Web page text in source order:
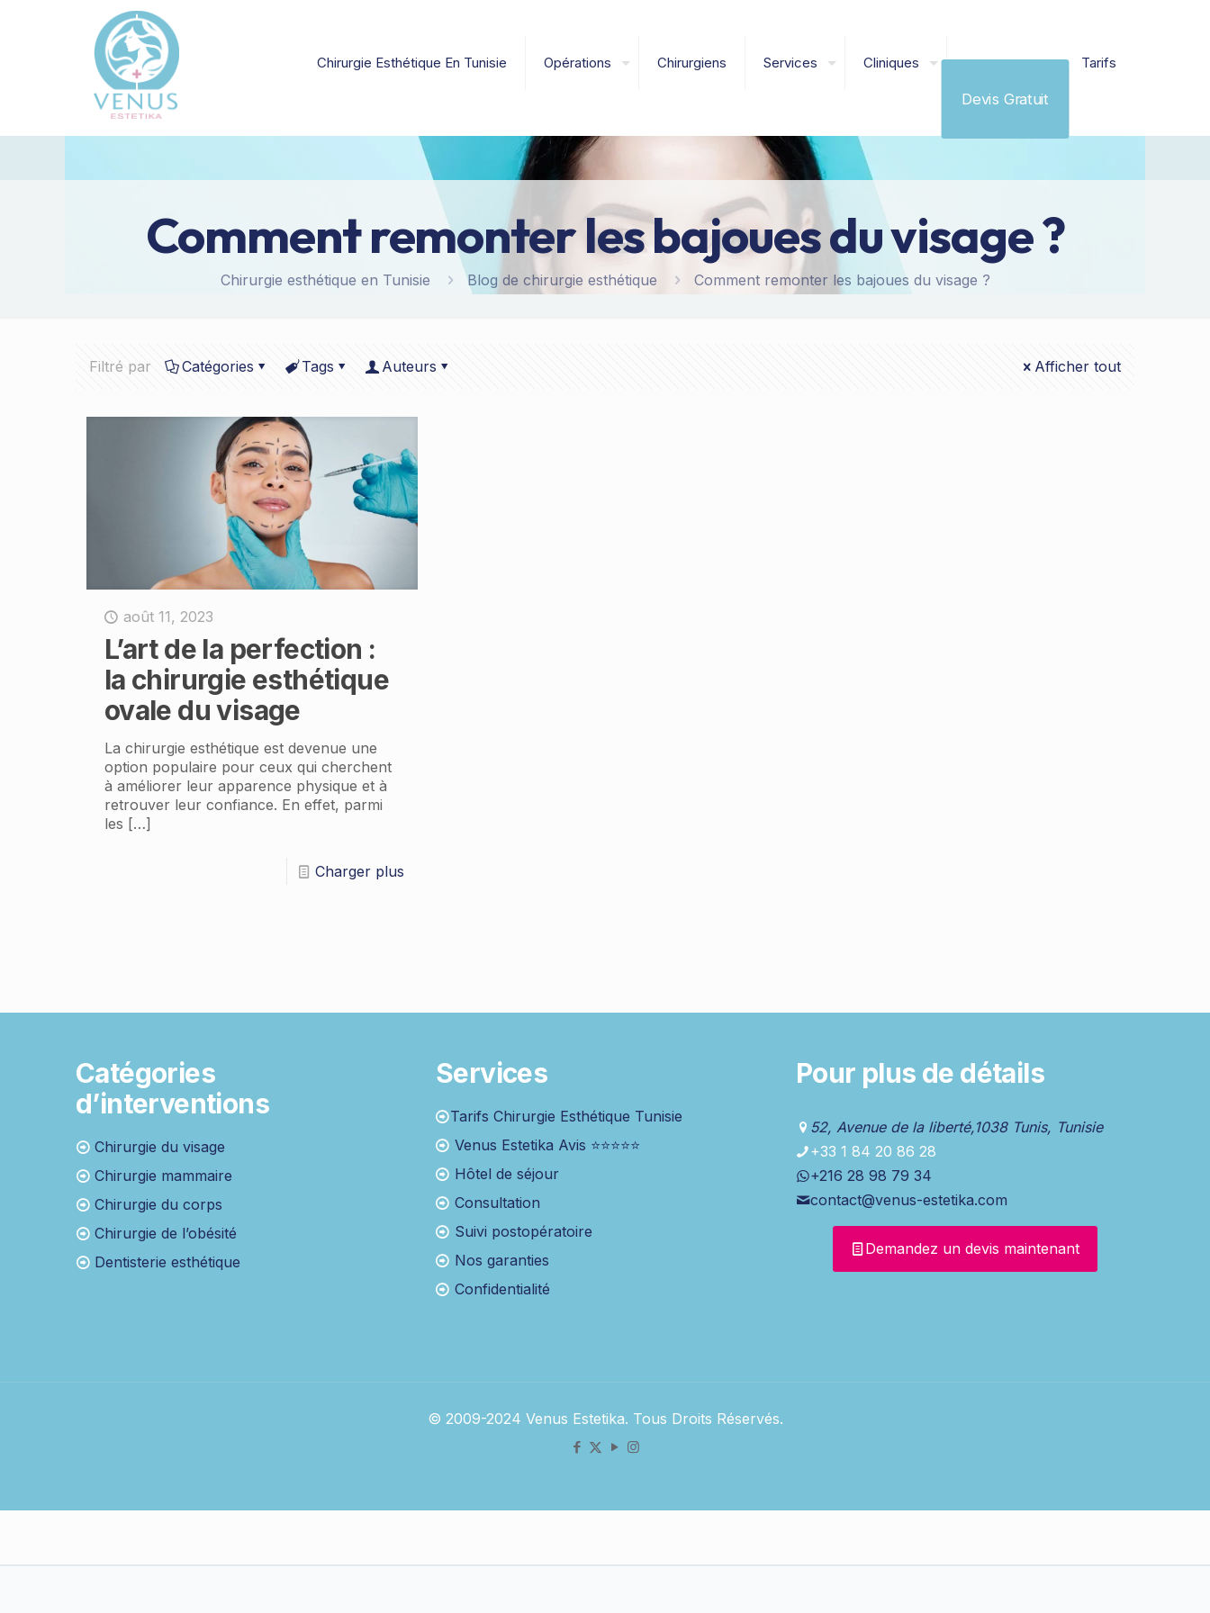
Chirurgie Esthétique En Tunisie Opérations Chirurgiens Services Cliniques
Devis Gratuit
Tarifs
Comment remonter les bajoues du visage ?
Chirurgie esthétique en Tunisie Blog de chirurgie esthétique Comment remonter les bajoues du visage ?
Filtré par Catégories Tags Auteurs Afficher tout
août 11, 2023
L’art de la perfection :
la chirurgie esthétique
ovale du visage
La chirurgie esthétique est devenue une
option populaire pour ceux qui cherchent
à améliorer leur apparence physique et à
retrouver leur confiance. En effet, parmi
les […]
Charger plus
Catégories
d’interventions
Chirurgie du visage
Chirurgie mammaire
Chirurgie du corps
Chirurgie de l’obésité
Dentisterie esthétique
Services
Tarifs Chirurgie Esthétique Tunisie
Venus Estetika Avis ⭐⭐⭐⭐⭐
Hôtel de séjour
Consultation
Suivi postopératoire
Nos garanties
Confidentialité
Pour plus de détails
52, Avenue de la liberté,1038 Tunis, Tunisie
+33 1 84 20 86 28
+216 28 98 79 34
contact@venus-estetika.com
Demandez un devis maintenant
© 2009-2024 Venus Estetika. Tous Droits Réservés.